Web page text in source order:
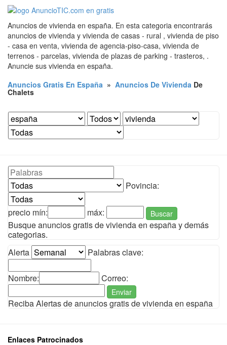
Anuncios de vivienda en españa. En esta categoria encontrarás
anuncios de vivienda y vivienda de casas - rural , vivienda de piso
- casa en venta, vivienda de agencia-piso-casa, vivienda de
terrenos - parcelas, vivienda de plazas de parking - trasteros, .
Anuncie sus vivienda en españa.
Anuncios Gratis En España » Anuncios De Vivienda De
Chalets
Povincia:
precio mín: máx: Buscar
Busque anuncios gratis de vivienda en españa y demás
categorias.
Alerta
Palabras clave:
Nombre: Correo:
Enviar
Reciba Alertas de anuncios gratis de vivienda en españa
Enlaces Patrocinados